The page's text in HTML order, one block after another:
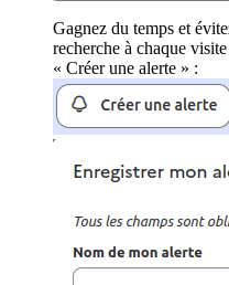
Gagnez du temps et
recherche à chaque
« Créer une alerte » :